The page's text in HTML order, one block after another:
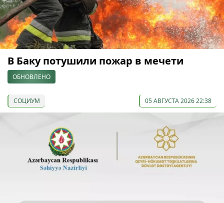
В Баку потушили пожар в мечети
ОБНОВЛЕНО
СОЦИУМ 05 АВГУСТА 2026 22:38